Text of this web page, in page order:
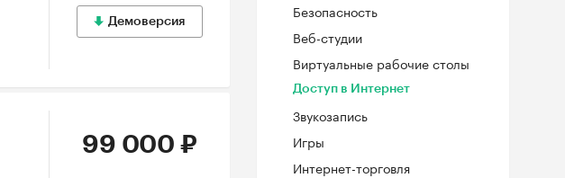
Безопасность
Веб-студии
Виртуальные рабочие столы
Доступ в Интернет
Звукозапись
Игры
Интернет-торговля
Демоверсия
99 000 ₽